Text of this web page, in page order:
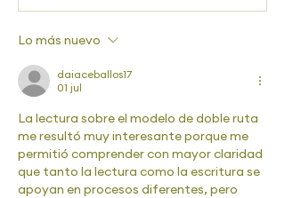
Lo más nuevo
daiaceballos17
01 jul
La lectura sobre el modelo de doble ruta
me resultó muy interesante porque me
permitió comprender con mayor claridad
que tanto la lectura como la escritura se
apoyan en procesos diferentes, pero